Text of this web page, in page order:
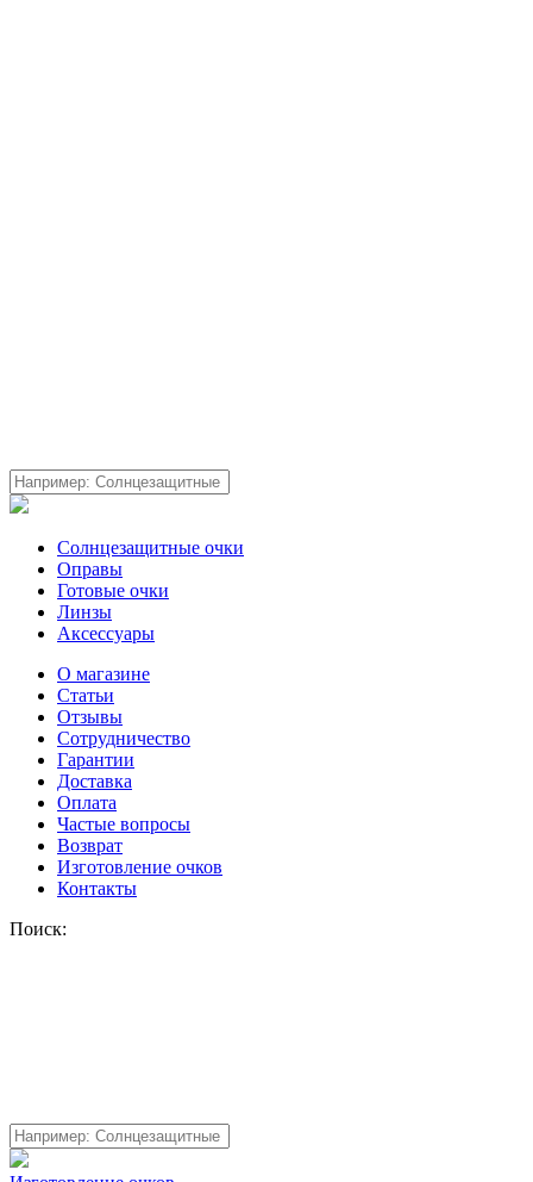
Солнцезащитные очки
Оправы
Готовые очки
Линзы
Аксессуары
О магазине
Статьи
Отзывы
Сотрудничество
Гарантии
Доставка
Оплата
Частые вопросы
Возврат
Изготовление очков
Контакты
Поиск: